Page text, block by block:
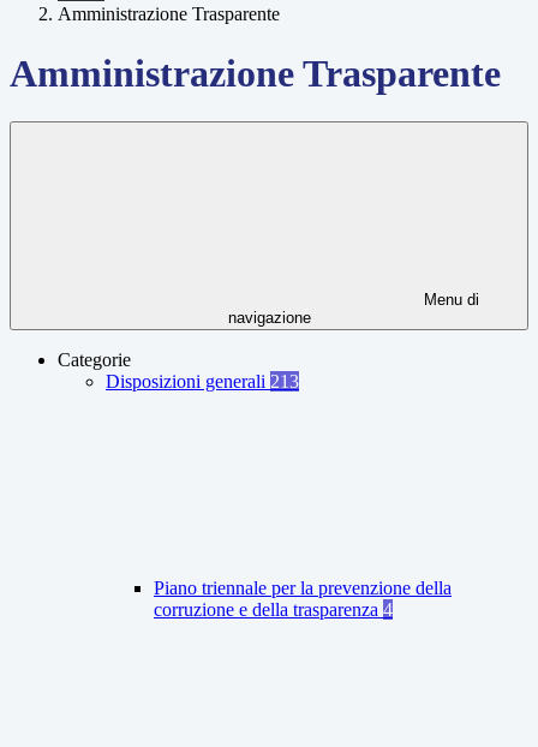
Amministrazione Trasparente
Amministrazione Trasparente
Menu di
navigazione
Categorie
Disposizioni generali 213
Piano triennale per la prevenzione della
corruzione e della trasparenza 4